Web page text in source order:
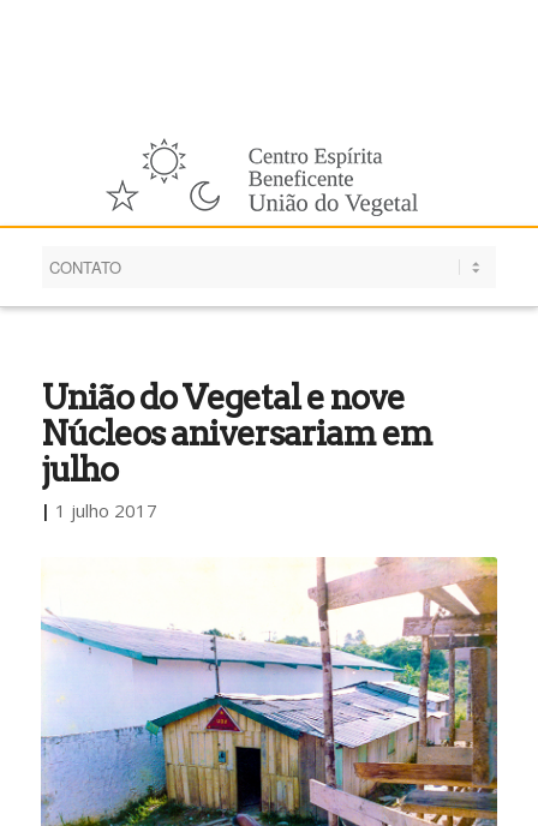
União do Vegetal e nove
Núcleos aniversariam em
julho
| 1 julho 2017